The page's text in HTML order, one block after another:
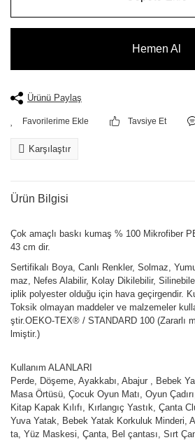
Hemen Al
Ürünü Paylaş
Tavsiye Et
Karşılaştır
Ürün Bilgisi
Çok amaçlı baskı kumaş % 100 Mikrofiber
43 cm dir.
Sertifikalı Boya, Canlı Renkler, Solmaz,
maz, Nefes Alabilir, Kolay Dikilebilir,
iplik polyester olduğu için hava geçirgendir.
Toksik olmayan maddeler ve malzemeler
ştir.OEKO-TEX® / STANDARD 100 (Zararlı
lmiştir.)
Kullanım ALANLARI
Perde, Döşeme, Ayakkabı, Abajur , Bebek
Masa Örtüsü, Çocuk Oyun Matı, Oyun
Kitap Kapak Kılıfı, Kırlangıç Yastık, Çanta
Yuva Yatak, Bebek Yatak Korkuluk Minderi,
ta, Yüz Maskesi, Çanta, Bel çantası, Sırt